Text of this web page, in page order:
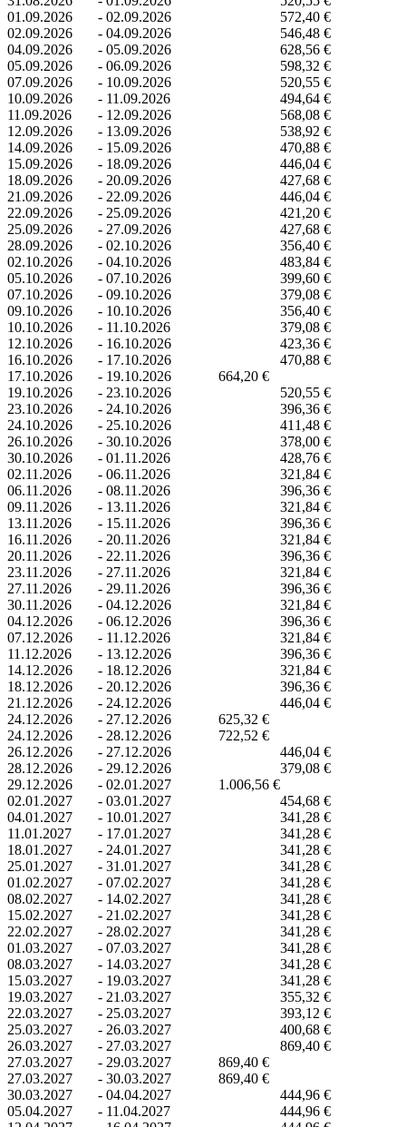
01.09.2026
- 02.09.2026
572,40 €
02.09.2026
- 04.09.2026
546,48 €
04.09.2026
- 05.09.2026
628,56 €
05.09.2026
- 06.09.2026
598,32 €
07.09.2026
- 10.09.2026
520,55 €
10.09.2026
- 11.09.2026
494,64 €
11.09.2026
- 12.09.2026
568,08 €
12.09.2026
- 13.09.2026
538,92 €
14.09.2026
- 15.09.2026
470,88 €
15.09.2026
- 18.09.2026
446,04 €
18.09.2026
- 20.09.2026
427,68 €
21.09.2026
- 22.09.2026
446,04 €
22.09.2026
- 25.09.2026
421,20 €
25.09.2026
- 27.09.2026
427,68 €
28.09.2026
- 02.10.2026
356,40 €
02.10.2026
- 04.10.2026
483,84 €
05.10.2026
- 07.10.2026
399,60 €
07.10.2026
- 09.10.2026
379,08 €
09.10.2026
- 10.10.2026
356,40 €
10.10.2026
- 11.10.2026
379,08 €
12.10.2026
- 16.10.2026
423,36 €
16.10.2026
- 17.10.2026
470,88 €
17.10.2026
- 19.10.2026
664,20 €
19.10.2026
- 23.10.2026
520,55 €
23.10.2026
- 24.10.2026
396,36 €
24.10.2026
- 25.10.2026
411,48 €
26.10.2026
- 30.10.2026
378,00 €
30.10.2026
- 01.11.2026
428,76 €
02.11.2026
- 06.11.2026
321,84 €
06.11.2026
- 08.11.2026
396,36 €
09.11.2026
- 13.11.2026
321,84 €
13.11.2026
- 15.11.2026
396,36 €
16.11.2026
- 20.11.2026
321,84 €
20.11.2026
- 22.11.2026
396,36 €
23.11.2026
- 27.11.2026
321,84 €
27.11.2026
- 29.11.2026
396,36 €
30.11.2026
- 04.12.2026
321,84 €
04.12.2026
- 06.12.2026
396,36 €
07.12.2026
- 11.12.2026
321,84 €
11.12.2026
- 13.12.2026
396,36 €
14.12.2026
- 18.12.2026
321,84 €
18.12.2026
- 20.12.2026
396,36 €
21.12.2026
- 24.12.2026
446,04 €
24.12.2026
- 27.12.2026
625,32 €
24.12.2026
- 28.12.2026
722,52 €
26.12.2026
- 27.12.2026
446,04 €
28.12.2026
- 29.12.2026
379,08 €
29.12.2026
- 02.01.2027
1.006,56 €
02.01.2027
- 03.01.2027
454,68 €
04.01.2027
- 10.01.2027
341,28 €
11.01.2027
- 17.01.2027
341,28 €
18.01.2027
- 24.01.2027
341,28 €
25.01.2027
- 31.01.2027
341,28 €
01.02.2027
- 07.02.2027
341,28 €
08.02.2027
- 14.02.2027
341,28 €
15.02.2027
- 21.02.2027
341,28 €
22.02.2027
- 28.02.2027
341,28 €
01.03.2027
- 07.03.2027
341,28 €
08.03.2027
- 14.03.2027
341,28 €
15.03.2027
- 19.03.2027
341,28 €
19.03.2027
- 21.03.2027
355,32 €
22.03.2027
- 25.03.2027
393,12 €
25.03.2027
- 26.03.2027
400,68 €
26.03.2027
- 27.03.2027
869,40 €
27.03.2027
- 29.03.2027
869,40 €
27.03.2027
- 30.03.2027
869,40 €
30.03.2027
- 04.04.2027
444,96 €
05.04.2027
- 11.04.2027
444,96 €